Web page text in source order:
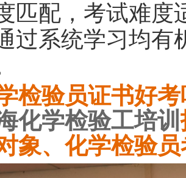
匹配，考试难度
过系统学习均
检验员证书好
化学检验工培训
象、化学检验